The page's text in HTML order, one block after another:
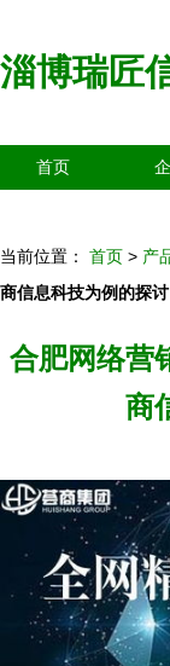
淄博瑞匠
首页
当前位置： 首页 > 产
商信息科技为例的探讨
合肥网络
商